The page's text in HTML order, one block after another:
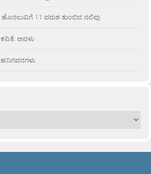
ಹೊನಲುವಿಗೆ 11 ವರುಶ ತುಂಬಿದ ನಲಿವು
ಕವಿತೆ: ಅವಳು
ಹನಿಗವನಗಳು